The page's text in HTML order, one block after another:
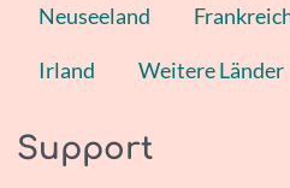
Neuseeland
Irland Weitere Länder
Support